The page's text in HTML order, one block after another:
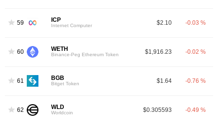
59 ICP
Internet Computer $2.10 -0.03 %
60 WETH
Binance-Peg Ethereum Token $1,916.23 -0.02 %
61 BGB
Bitget Token $1.64 -0.76 %
62 WLD
Worldcoin $0.305593 -0.49 %